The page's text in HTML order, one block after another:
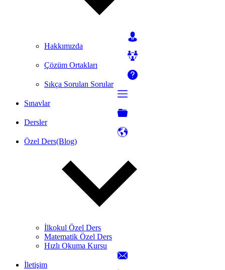
Hakkımızda
Çözüm Ortakları
Sıkça Sorulan Sorular
Sınavlar
Dersler
Özel Ders(Blog)
İlkokul Özel Ders
Matematik Özel Ders
Hızlı Okuma Kursu
İletişim